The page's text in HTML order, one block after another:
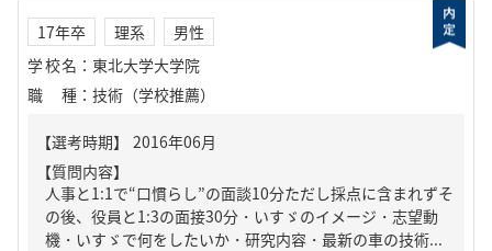
17年卒 理系
男性
学校名 ： 東北大学大学院
職種 ： 技術（学校推薦）
【質問内容】
人事と1:1で“口慣らし”の面談10分ただし採点に含まれずそ
の後、役員と1:3の面接30分・いすゞのイメージ・志望動
機・いすゞで何をしたいか・研究内容・最新の車の技術...